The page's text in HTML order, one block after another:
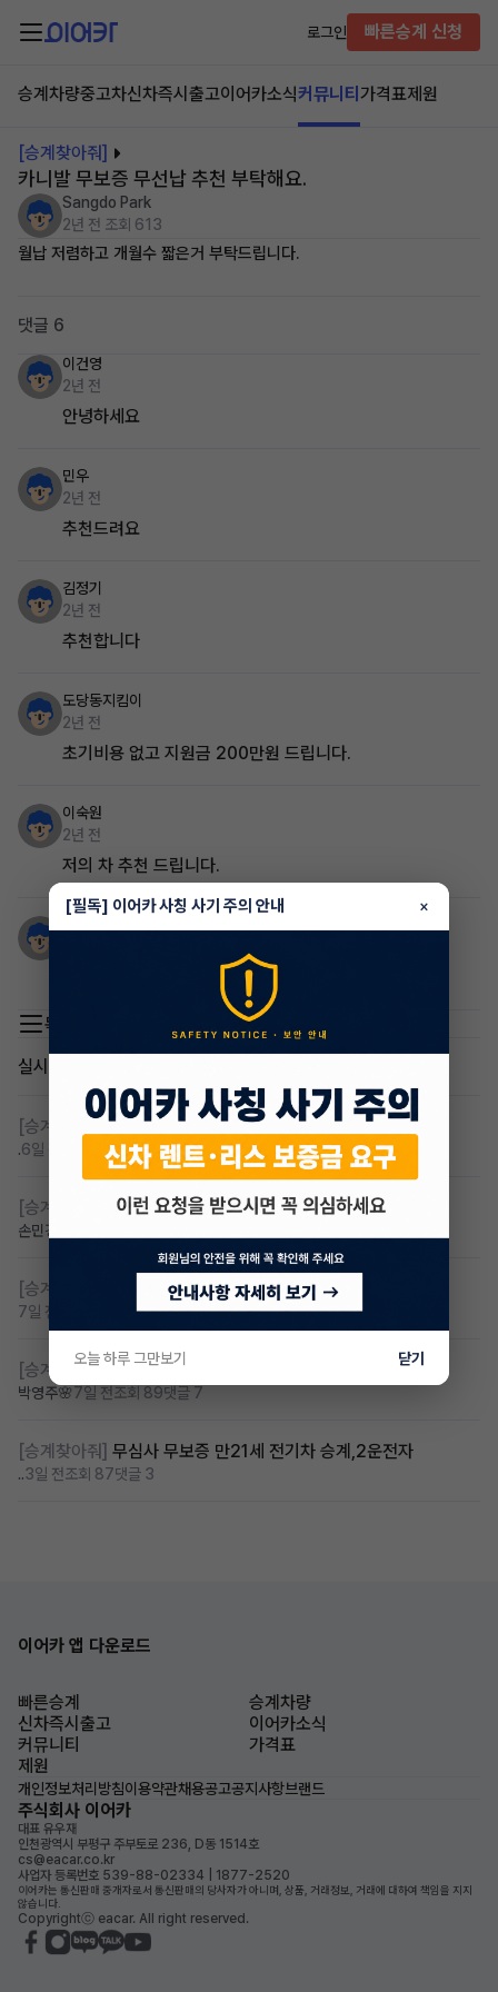
로그인 빠른승계 신청
승계차량중고차신차즉시출고이어카소식커뮤니티 가격표제원
[승계찾아줘]
카니발 무보증 무선납 추천 부탁해요.
Sangdo Park
2년 전 조회 613
월납 저렴하고 개월수 짧은거 부탁드립니다.
댓글 6
이건영
2년 전
안녕하세요
민우
2년 전
추천드려요
김정기
2년 전
추천합니다
도당동지킴이
2년 전
초기비용 없고 지원금 200만원 드립니다.
이숙원
2년 전
저의 차 추천 드립니다.
목록 이동
실시간 인기글
[승계찾아줘] 렌탈 승계차량 찾습니다 바로진행
.6일 전 조회 121댓글 6
[승계찾아줘] 아반떼cn7 승계자 구합니다
손민경
[승계찾아줘] 만22세 무심사 장기렌트 찾습니다
7일 전 댓글 2
[승계찾아줘] 카니발 저렴이 승계받고샆어요
박영주🌸7일 전조회 89댓글 7
[승계찾아줘] 무심사 무보증 만21세 전기차 승계,2운전자
..3일 전조회 87댓글 3
이어카 앱 다운로드
빠른승계
승계차량
신차즉시출고
이어카소식
커뮤니티
가격표
제원
개인정보처리방침이용약관채용공고공지사항브랜드
주식회사 이어카
대표 유우재
인천광역시 부평구 주부토로 236, D동 1514호
cs@eacar.co.kr
사업자 등록번호 539-88-02334 | 1877-2520
이어카는 통신판매 중개자로서 통신판매의 당사자가 아니며, 상품, 거래정보, 거래에 대하여 책임을 지지
않습니다.
Copyrightⓒ eacar. All right reserved.
[필독] 이어카 사칭 사기 주의 안내 ×
오늘 하루 그만보기 닫기